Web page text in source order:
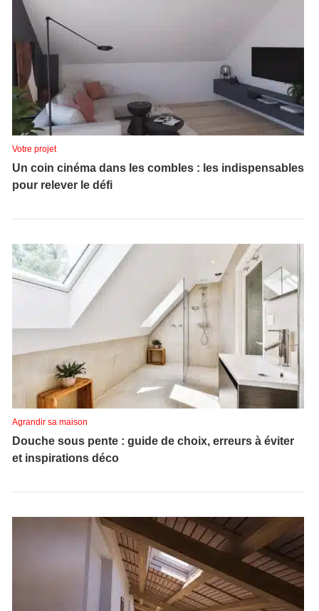
Votre projet
Un coin cinéma dans les combles : les indispensables
pour relever le défi
Agrandir sa maison
Douche sous pente : guide de choix, erreurs à éviter
et inspirations déco